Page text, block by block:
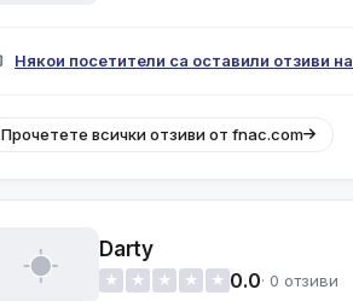
Някои посетители са оставили отзиви
Прочетете всички отзиви от fnac.com
Darty
★ ★ ★ ★ ★ 0.0· 0 отзиви